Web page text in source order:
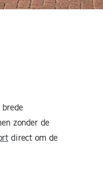
brede
zonder de
direct om de